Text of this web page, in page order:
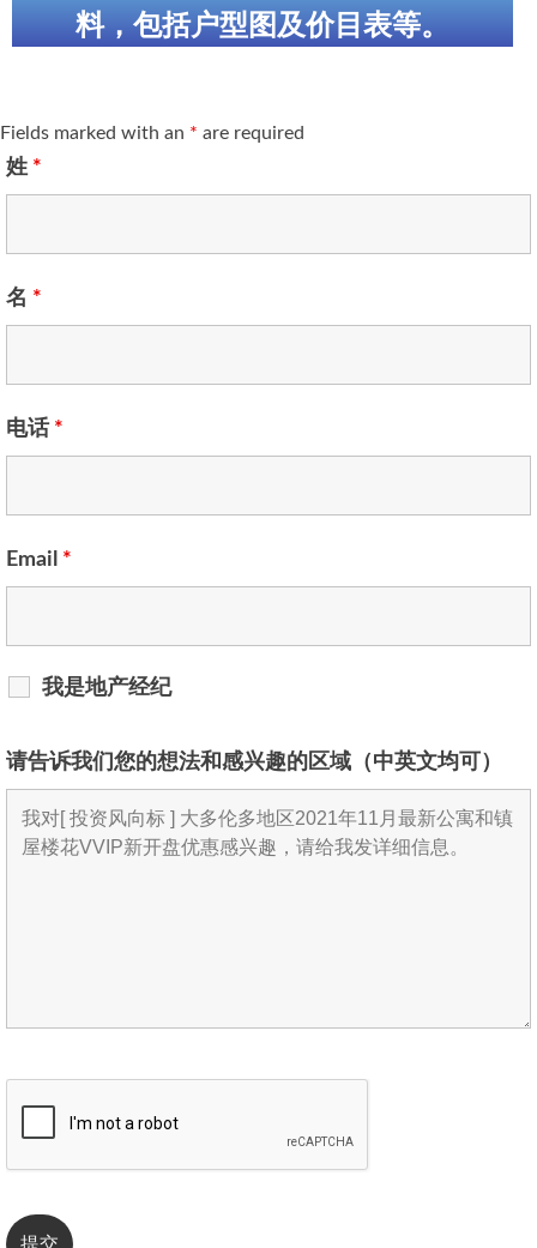
料，包括户型图及价目表等。
Fields marked with an * are required
姓 *
名 *
电话 *
Email *
我是地产经纪
请告诉我们您的想法和感兴趣的区域（中英文均可）